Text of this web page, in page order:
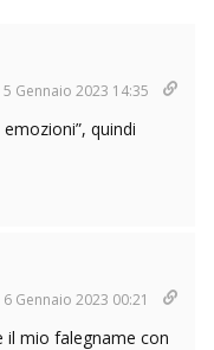
5 Gennaio 2023 14:35
quindi
6 Gennaio 2023 00:21
il mio falegname con